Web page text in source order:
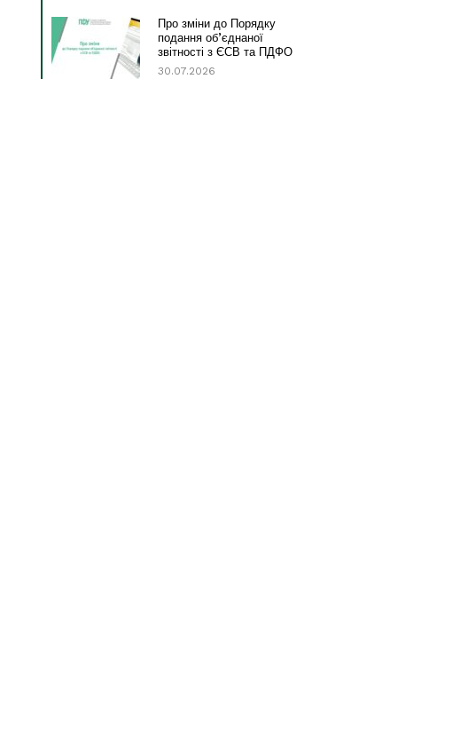
Про зміни до Порядку
подання об’єднаної
звітності з ЄСВ та ПДФО
30.07.2026